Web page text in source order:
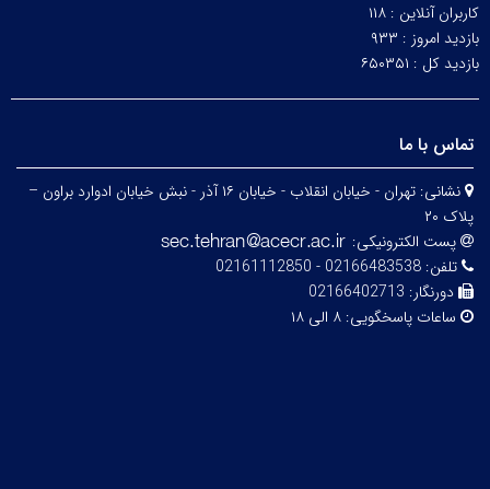
کاربران آنلاین : ۱۱۸
بازدید امروز : ۹۳۳
بازدید کل : ۶۵۰۳۵۱
تماس با ما
نشانی:
تهران - خیابان انقلاب - خیابان ۱۶ آذر - نبش خیابان ادوارد براون –
پلاک ۲۰
پست الکترونیکی:
تلفن: 02166483538 - 02161112850
دورنگار: 02166402713
ساعات پاسخگویی: ۸ الی ۱۸